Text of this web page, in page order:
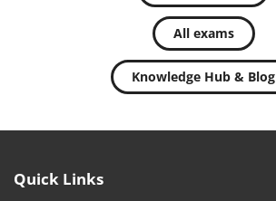
All exams
Knowledge Hub & Blog
Quick Links